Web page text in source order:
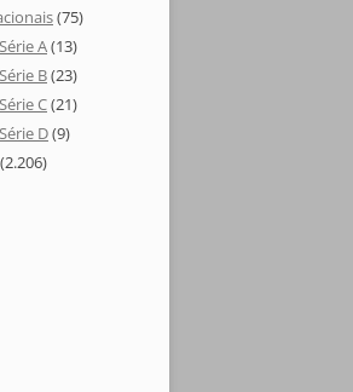
(75)
A(13)
B(23)
C(21)
D(9)
(2.206)